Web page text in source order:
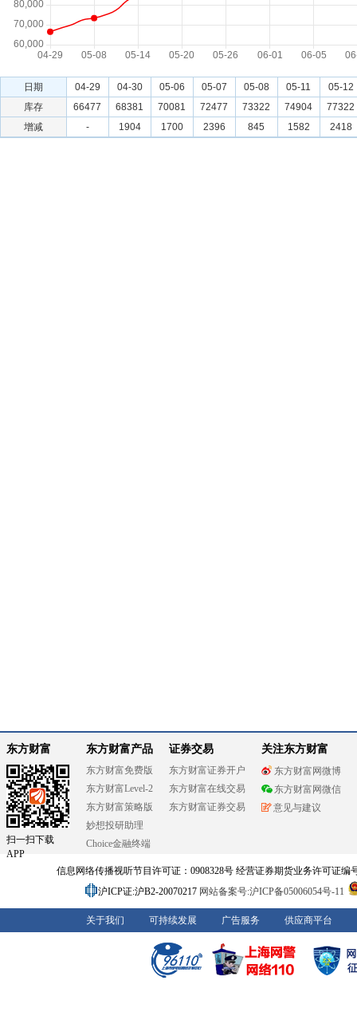
日期 04-29 04-30 05-06 05-07 05-08 05-11
05-12
库存
66477 68381 70081 72477 73322 74904
77322
增减
- 1904 1700 2396 845 1582 2418
东方财富
扫一扫下载
APP
东方财富产品
东方财富免费版
东方财富Level-2
东方财富策略版
妙想投研助理
Choice金融终端
证券交易
东方财富证券开户
东方财富在线交易
东方财富证券交易
关注东方财富
东方财富网微博
东方财富网微信
意见与建议
信息网络传播视听节目许可证：0908328号 经营证券期货业务许可证编
沪ICP证:沪B2-20070217 网站备案号:沪ICP备05006054号-11
关于我们 可持续发展 广告服务 供应商平台